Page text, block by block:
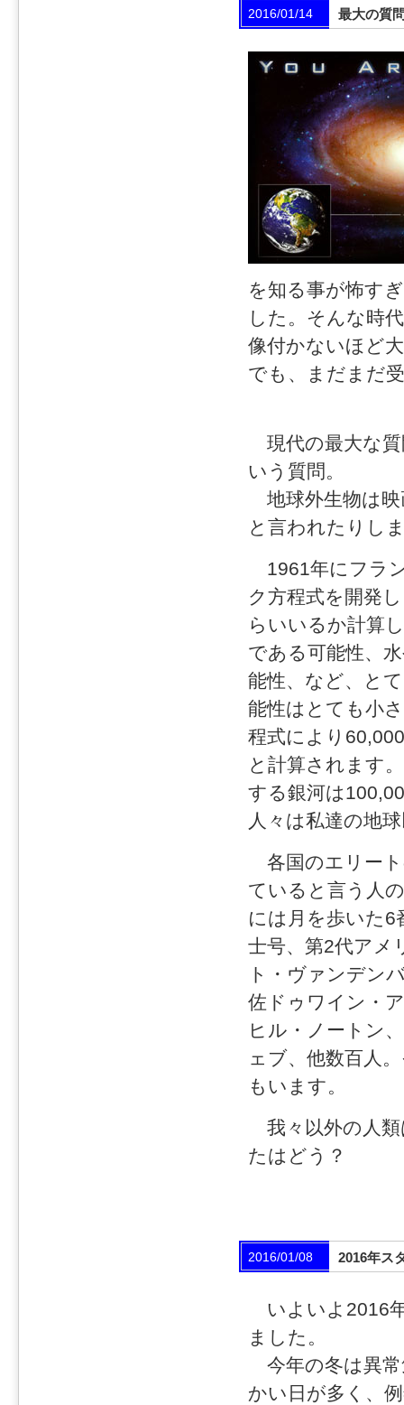
2016/01/14 最大の質
を知る事が怖す
した。そんな時
像付かないほど
でも、まだまだ
現代の最大な質
いう質問。
地球外生物は映
と言われたりし
1961年にフラ
ク方程式を開発
らいいるか計算
である可能性、
能性、など、と
能性はとても小
程式により
と計算されます
する銀河は
人々は私達の地
各国のエリート
ていると言う人
には月を歩いた6
士号、第2代アメ
ト・ヴァンデン
佐ドゥワイン・
ヒル・ノートン
ェブ、他数百人
もいます。
我々以外の人類
たはどう？
2016/01/08 2016年ス
いよいよ2016
ました。
今年の冬は異常
かい日が多く、